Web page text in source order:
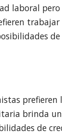
laboral pero
prefieren
brinda
de